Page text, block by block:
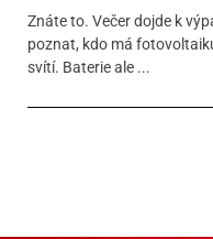
Znáte to. Večer dojde k
poznat, kdo má
svítí. Baterie ale ...